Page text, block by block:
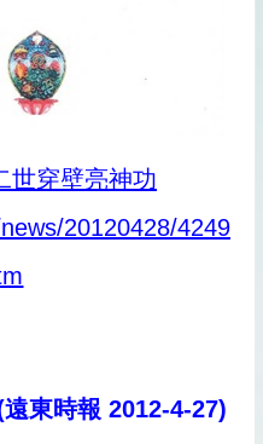
世穿壁亮神功
20120428/4249
東時報 2012-4-27)